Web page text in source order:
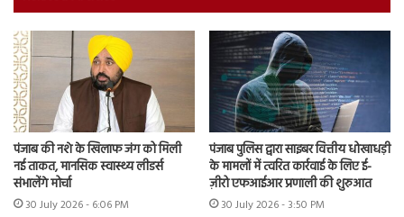
पंजाब की नशे के खिलाफ जंग को मिली
नई ताकत, मानसिक स्वास्थ्य लीडर्स
संभालेंगे मोर्चा
30 July 2026 - 6:06 PM
पंजाब पुलिस द्वारा साइबर वित्तीय धोखाधड़ी
के मामलों में त्वरित कार्रवाई के लिए ई-
ज़ीरो एफआईआर प्रणाली की शुरुआत
30 July 2026 - 3:50 PM